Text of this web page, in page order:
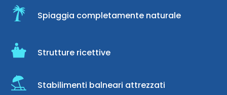
Spiaggia completamente naturale
Strutture ricettive
Stabilimenti balneari attrezzati